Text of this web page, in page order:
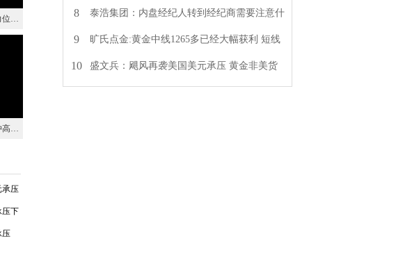
李生论金：黄金破压力位莫要慌 1275以上仍可多
张新华：黄金日内将冲高回落！
承压
压下
压
8 泰浩集团：内盘经纪人转到经纪商需要注意什
9 旷氏点金:黄金中线1265多已经大幅获利 短线
10 盛文兵：飓风再袭美国美元承压 黄金非美货